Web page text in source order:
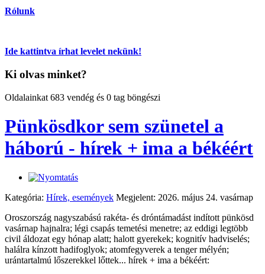
Rólunk
Ide kattintva írhat levelet nekünk!
Ki olvas minket?
Oldalainkat 683 vendég és 0 tag böngészi
Pünkösdkor sem szünetel a
háború - hírek + ima a békéért
Kategória: Hírek, események Megjelent: 2026. május 24. vasárnap
Oroszország nagyszabású rakéta- és dróntámadást indított pünkösd
vasárnap hajnalra; légi csapás temetési menetre; az eddigi legtöbb
civil áldozat egy hónap alatt; halott gyerekek; kognitív hadviselés;
halálra kínzott hadifoglyok; atomfegyverek a tenger mélyén;
urántartalmú lőszerekkel lőttek... hírek + ima a békéért: